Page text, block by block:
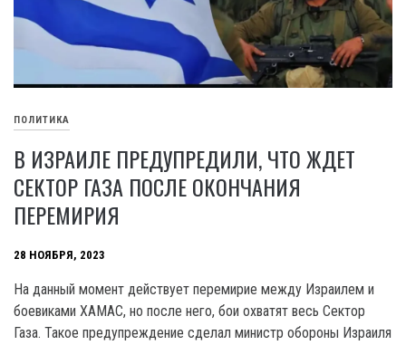
ПОЛИТИКА
В ИЗРАИЛЕ ПРЕДУПРЕДИЛИ, ЧТО ЖДЕТ
СЕКТОР ГАЗА ПОСЛЕ ОКОНЧАНИЯ
ПЕРЕМИРИЯ
28 НОЯБРЯ, 2023
На данный момент действует перемирие между Израилем и
боевиками XAMAC, но после него, бои охватят весь Сектор
Газа. Такое предупреждение сделал министр обороны Израиля